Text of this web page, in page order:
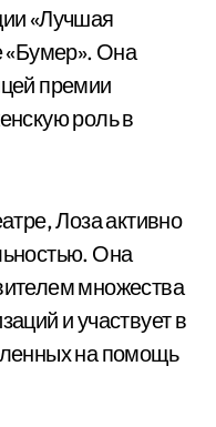
«Лучшая
«Бумер». Она
премии
роль в
Лоза активно
Она
множества
и участвует в
на помощь